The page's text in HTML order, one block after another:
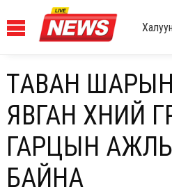
ТАВАН
ЯВГАН ХҮНИЙ
ГАРЦЫН
БАЙНА